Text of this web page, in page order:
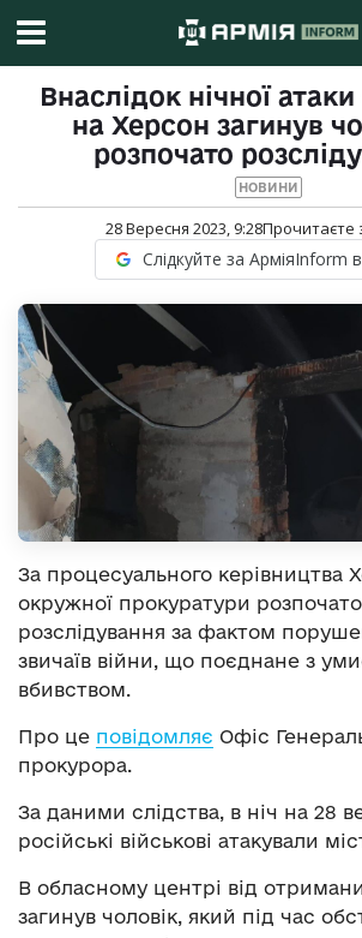
Внаслідок нічної
на Херсон загинув
розпочато
НОВИНИ
28 Вересня 2023, 9:28Прочитаєте
Слідкуйте за АрміяInform
За процесуального керівництва
окружної прокуратури
розслідування за фактом
звичаїв війни, що поєднане з
вбивством.
Про це повідомляє Офіс
прокурора.
За даними слідства, в ніч на 28
російські військові атакували
В обласному центрі від
загинув чоловік, який під час